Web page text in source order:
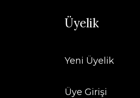
Üyelik
Yeni Üyelik
Üye Girişi